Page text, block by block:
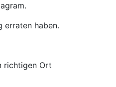
erraten haben.
richtigen Ort